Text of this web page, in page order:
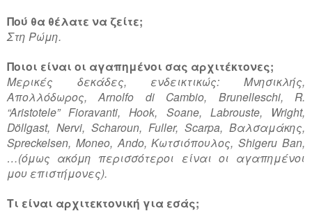
Πού θα θέλατε να ζείτε;
Στη Ρώμη.
Ποιοι είναι οι αγαπημένοι σας αρχιτέκτονες;
Μερικές δεκάδες, ενδεικτικώς: Μνησικλής,
Απολλόδωρος, Arnolfo di Cambio, Brunelleschi, R.
“Aristotele” Fioravanti, Hook, Soane, Labrouste, Wright,
Döllgast, Nervi, Scharoun, Fuller, Scarpa, Βαλσαμάκης,
Spreckelsen, Moneo, Ando, Κωτσιόπουλος, Shigeru Ban,
…(όμως ακόμη περισσότεροι είναι οι αγαπημένοι
μου επιστήμονες).
Τι είναι αρχιτεκτονική για εσάς;